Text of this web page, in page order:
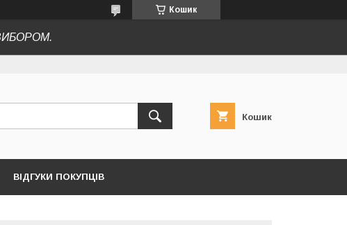
Кошик
Кошик
ВІДГУКИ ПОКУПЦІВ